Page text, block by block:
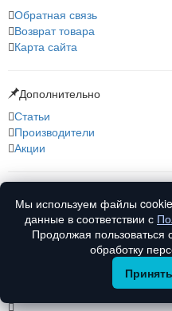
Обратная связь
Возврат товара
Карта сайта
Дополнительно
Статьи
Производители
Акции
О компании
Контакты
© Vfirma.ru 2008-2026 г. Все
Мы используем файлы
данные в соответствии с
Продолжая пользоваться
обработку
Принять